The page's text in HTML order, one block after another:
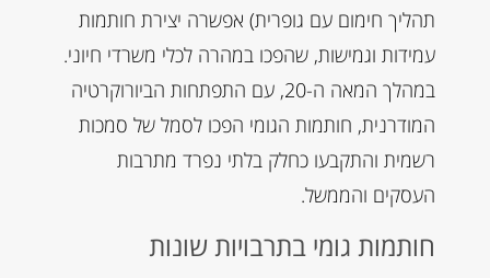
תהליך חימום עם גופרית) אפשרה יצירת חותמות
עמידות וגמישות, שהפכו במהרה לכלי משרדי חיוני.
במהלך המאה ה-20, עם התפתחות הביורוקרטיה
המודרנית, חותמות הגומי הפכו לסמל של סמכות
רשמית והתקבעו כחלק בלתי נפרד מתרבות
העסקים והממשל.
חותמות גומי בתרבויות שונות